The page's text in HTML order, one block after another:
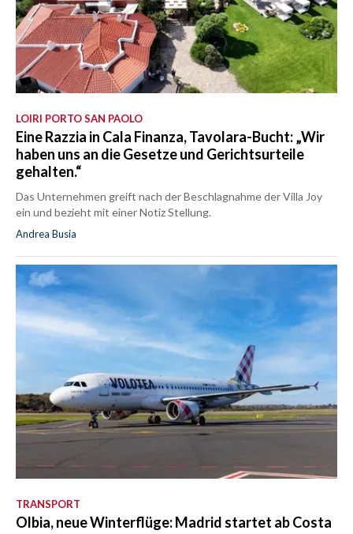
LOIRI PORTO SAN PAOLO
Eine Razzia in Cala Finanza, Tavolara-Bucht: „Wir
haben uns an die Gesetze und Gerichtsurteile
gehalten.“
Das Unternehmen greift nach der Beschlagnahme der Villa Joy
ein und bezieht mit einer Notiz Stellung.
Andrea Busia
TRANSPORT
Olbia, neue Winterflüge: Madrid startet ab Costa